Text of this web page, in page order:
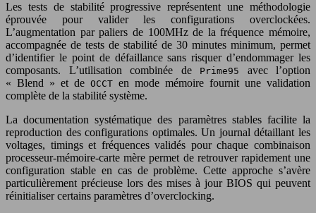
Les tests de stabilité progressive représentent une méthodologie
éprouvée pour valider les configurations overclockées.
L’augmentation par paliers de 100MHz de la fréquence mémoire,
accompagnée de tests de stabilité de 30 minutes minimum, permet
d’identifier le point de défaillance sans risquer d’endommager les
composants. L’utilisation combinée de
Prime95
avec l’option
« Blend » et de OCCT en mode mémoire fournit une validation
complète de la stabilité système.
La documentation systématique des paramètres stables facilite la
reproduction des configurations optimales. Un journal détaillant les
voltages, timings et fréquences validés pour chaque combinaison
processeur-mémoire-carte mère permet de retrouver rapidement une
configuration stable en cas de problème. Cette approche s’avère
particulièrement précieuse lors des mises à jour BIOS qui peuvent
réinitialiser certains paramètres d’overclocking.